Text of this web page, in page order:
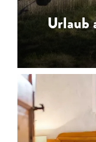
Urlaub